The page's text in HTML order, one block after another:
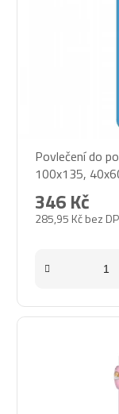
Povlečení do
100x135,
285,95 Kč bez
346 Kč